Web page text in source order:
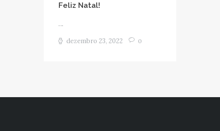
Feliz Natal!
...
dezembro 23, 2022 0